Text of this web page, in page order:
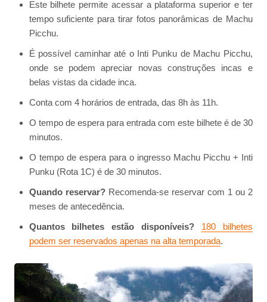
Este bilhete permite acessar a plataforma superior e ter
tempo suficiente para tirar fotos panorâmicas de Machu
Picchu.
É possível caminhar até o Inti Punku de Machu Picchu,
onde se podem apreciar novas construções incas e
belas vistas da cidade inca.
Conta com 4 horários de entrada, das 8h às 11h.
O tempo de espera para entrada com este bilhete é de 30
minutos.
O tempo de espera para o ingresso Machu Picchu + Inti
Punku (Rota 1C) é de 30 minutos.
Quando reservar?Recomenda-se reservar com 1 ou 2
meses de antecedência.
Quantos bilhetes estão disponíveis?
180 bilhetes
podem ser reservados apenas na alta temporada.